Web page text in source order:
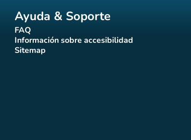
Ayuda & Soporte
FAQ(nueva pestaña)
Información sobre accesibilidad
(nueva pestaña)
Sitemap(nueva pestaña)